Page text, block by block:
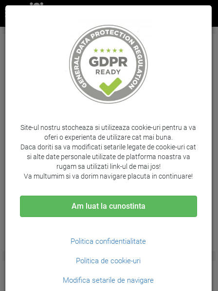
Tripack Cartus Light Cyan Nr.771C B6Y36A
3X775Ml Original Hp Designjet Z6200
Brand: HP / Cod: B6Y36A
CARACTERISTICI GENERALE:
Site-ul nostru stocheaza si utilizeaza cookie-uri pentru a va
oferi o experienta de utilizare cat mai buna.
Daca doriti sa va modificati setarile legate de cookie-uri cat
si alte date personale utilizate de platforma noastra va
rugam sa utilizati link-ul de mai jos!
Va multumim si va dorim navigare placuta in continuare!
Am luat la cunostinta
Politica confidentialitate
Politica de cookie-uri
Modifica setarile de navigare